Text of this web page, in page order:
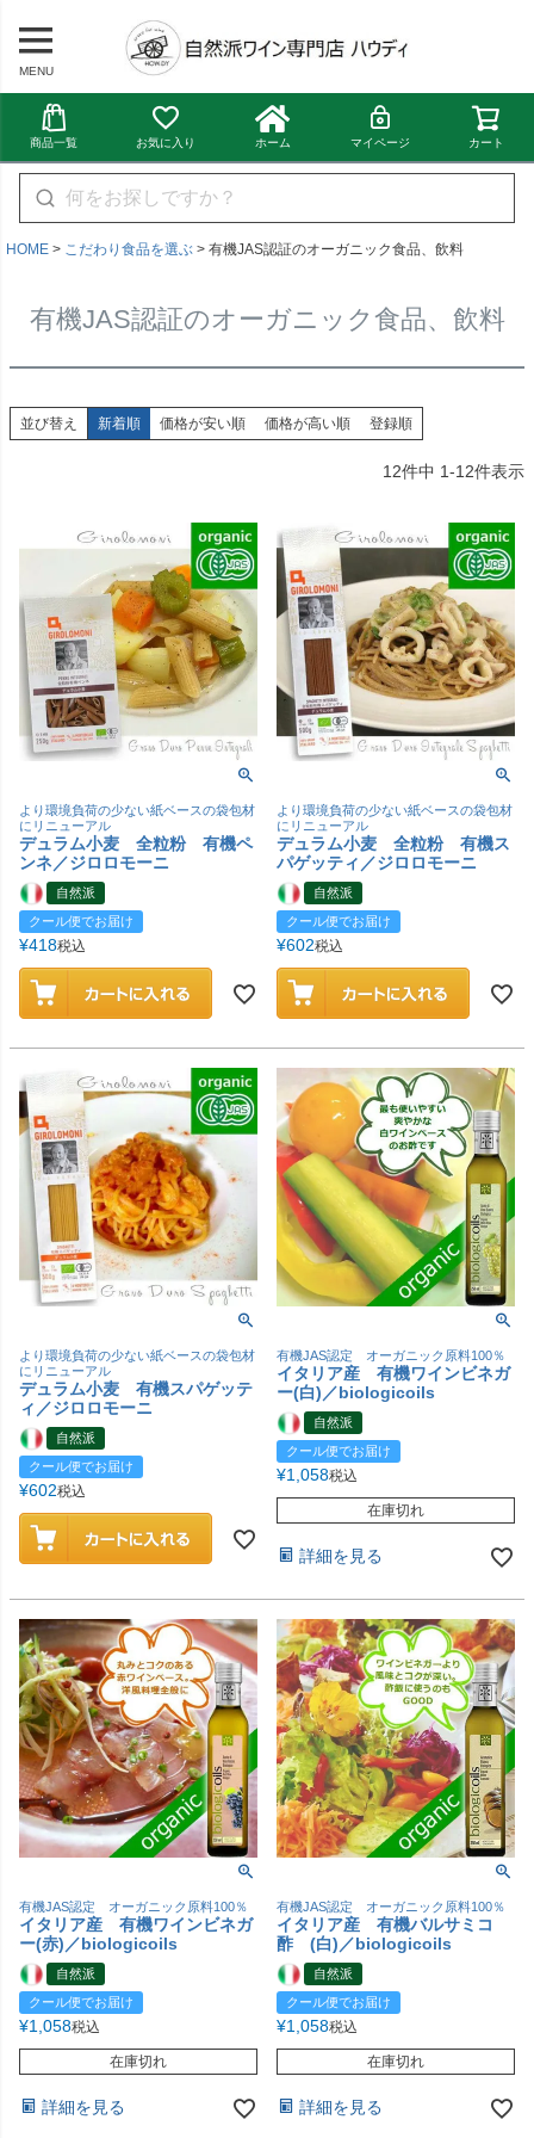
MENU
商品一覧 お気に入り ホーム マイページ カート
HOME こだわり食品を選ぶ 有機JAS認証のオーガニック食品、飲料
有機JAS認証のオーガニック食品、飲料
並び替え 新着順 価格が安い順 価格が高い順 登録順
12件中 1-12件表示
より環境負荷の少ない紙ベースの袋包材
にリニューアル
デュラム小麦 全粒粉 有機ペ
ンネ／ジロロモーニ
自然派
クール便でお届け
¥418税込
より環境負荷の少ない紙ベースの袋包材
にリニューアル
デュラム小麦 全粒粉 有機ス
パゲッティ／ジロロモーニ
自然派
クール便でお届け
¥602税込
より環境負荷の少ない紙ベースの袋包材
にリニューアル
デュラム小麦 有機スパゲッテ
ィ／ジロロモーニ
自然派
クール便でお届け
¥602税込
有機JAS認定 オーガニック原料100％
イタリア産 有機ワインビネガ
ー(白)／biologicoils
自然派
クール便でお届け
¥1,058税込
在庫切れ
詳細を見る
有機JAS認定 オーガニック原料100％
イタリア産 有機ワインビネガ
ー(赤)／biologicoils
自然派
クール便でお届け
¥1,058税込
在庫切れ
詳細を見る
有機JAS認定 オーガニック原料100％
イタリア産 有機バルサミコ
酢 (白)／biologicoils
自然派
クール便でお届け
¥1,058税込
在庫切れ
詳細を見る